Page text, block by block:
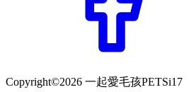
Copyright©2026 一起愛毛孩PETSi17